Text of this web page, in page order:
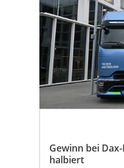
Gewinn bei
halbiert